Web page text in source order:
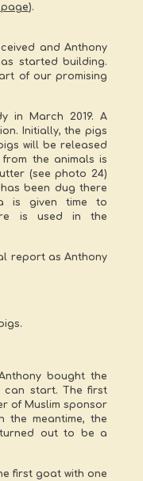
).
and Anthony
started building.
of our promising
in March 2019. A
Initially, the pigs
will be released
from the animals is
(see photo 24)
been dug there
is given time to
is used in the
report as Anthony
bought the
can start. The first
of Muslim sponsor
the meantime, the
out to be a
first goat with one